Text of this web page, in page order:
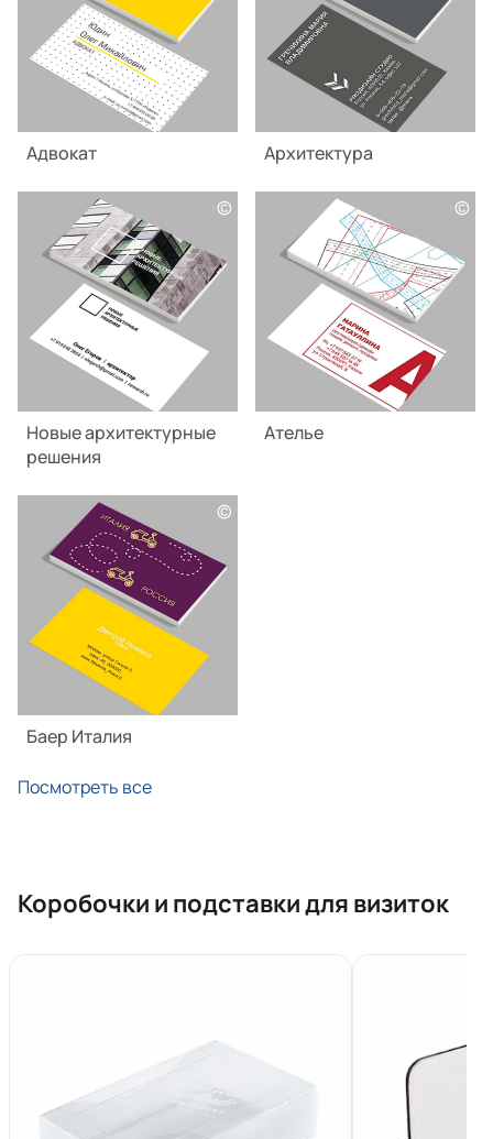
Адвокат Архитектура
©
Новые архитектурные
решения
©
Ателье
©
Баер Италия
Посмотреть все
Коробочки и подставки для визиток